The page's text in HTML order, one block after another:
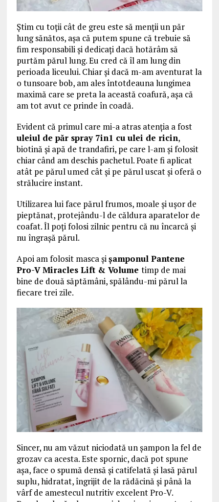
Știm cu toții cât de greu este să menții un păr
lung sănătos, așa că putem spune că trebuie să
fim responsabili și dedicați dacă hotărâm să
purtăm părul lung. Eu cred că îl am lung din
perioada liceului. Chiar și dacă m-am aventurat la
o tunsoare bob, am ales întotdeauna lungimea
maximă care se preta la această coafură, așa că
am tot avut ce prinde în coadă.
Evident că primul care mi-a atras atenția a fost
uleiul de păr spray 7in1 cu ulei de ricin,
biotină și apă de trandafiri, pe care l-am și folosit
chiar când am deschis pachetul. Poate fi aplicat
atât pe părul umed cât și pe părul uscat și oferă o
strălucire instant.
Utilizarea lui face părul frumos, moale și ușor de
pieptănat, protejându-l de căldura aparatelor de
coafat. Îl poți folosi zilnic pentru că nu încarcă și
nu îngrașă părul.
Apoi am folosit masca șișamponul Pantene
Pro-V Miracles Lift & Volume timp de mai
bine de două săptămâni, spălându-mi părul la
fiecare trei zile.
Sincer, nu am văzut niciodată un șampon la fel de
grozav ca acesta. Este spornic, dacă pot spune
așa, face o spumă densă și catifelată și lasă părul
suplu, hidratat, îngrijit de la rădăcină și până la
vârf de amestecul nutritiv excelent Pro-V.